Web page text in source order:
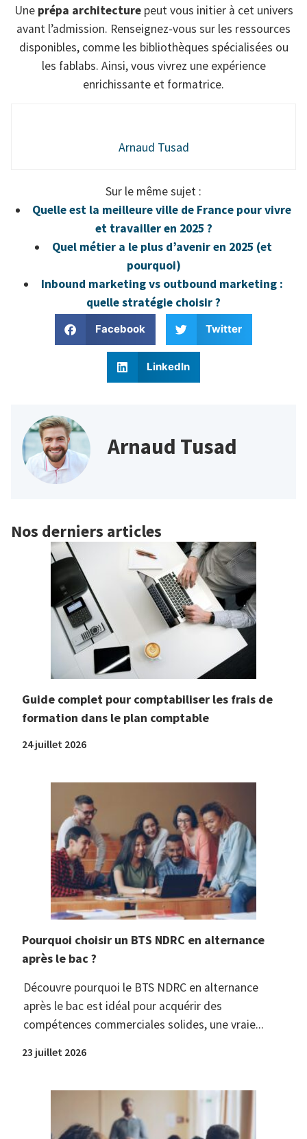
Une prépa architecturepeut vous initier à cet univers
avant l’admission. Renseignez-vous sur les ressources
disponibles, comme les bibliothèques spécialisées ou
les fablabs. Ainsi, vous vivrez une expérience
enrichissante et formatrice.
Arnaud Tusad
Sur le même sujet :
Quelle est la meilleure ville de France pour vivre
et travailler en 2025 ?
Quel métier a le plus d’avenir en 2025 (et
pourquoi)
Inbound marketing vs outbound marketing :
quelle stratégie choisir ?
Facebook Twitter
LinkedIn
Arnaud Tusad
Nos derniers articles
Guide complet pour comptabiliser les frais de
formation dans le plan comptable
24 juillet 2026
Pourquoi choisir un BTS NDRC en alternance
après le bac ?
Découvre pourquoi le BTS NDRC en alternance
après le bac est idéal pour acquérir des
compétences commerciales solides, une vraie...
23 juillet 2026